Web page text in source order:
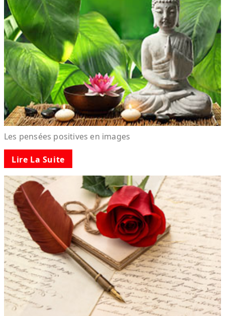
Les pensées positives en images
Lire La Suite